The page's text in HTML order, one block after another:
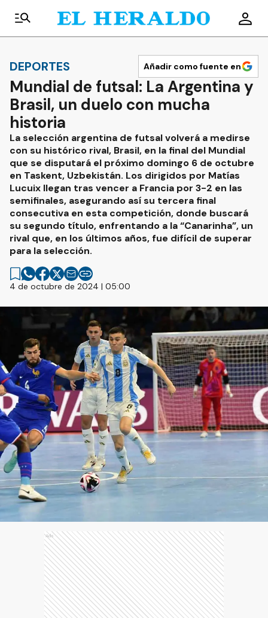
DEPORTES Añadir como fuente en
Mundial de futsal: La Argentina y
Brasil, un duelo con mucha
historia
La selección argentina de futsal volverá a medirse
con su histórico rival, Brasil, en la final del Mundial
que se disputará el próximo domingo 6 de octubre
en Taskent, Uzbekistán. Los dirigidos por Matías
Lucuix llegan tras vencer a Francia por 3-2 en las
semifinales, asegurando así su tercera final
consecutiva en esta competición, donde buscará
su segundo título, enfrentando a la “Canarinha”, un
rival que, en los últimos años, fue difícil de superar
para la selección.
4 de octubre de 2024 | 05:00
Ads